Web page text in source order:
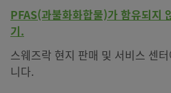
PFAS(과불화화합물)가 함유되지
기.
스웨즈락 현지 판매 및 서비스 센
니다.